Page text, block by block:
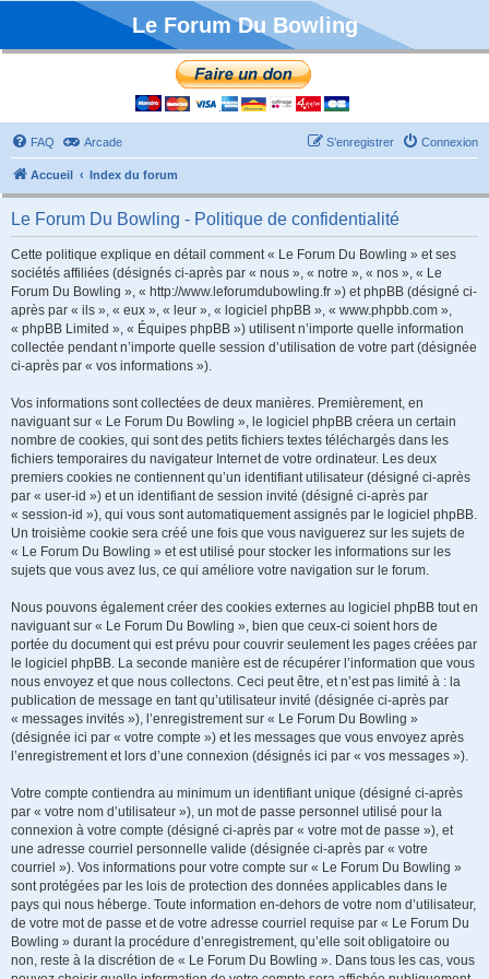
Le Forum Du Bowling
FAQ Arcade Connexion
S’enregistrer
Accueil Index du forum
Le Forum Du Bowling - Politique de confidentialité
Cette politique explique en détail comment « Le Forum Du Bowling » et ses
sociétés affiliées (désignés ci-après par « nous », « notre », « nos », « Le
Forum Du Bowling », « http://www.leforumdubowling.fr ») et phpBB (désigné ci-
après par « ils », « eux », « leur », « logiciel phpBB », « www.phpbb.com »,
« phpBB Limited », « Équipes phpBB ») utilisent n’importe quelle information
collectée pendant n’importe quelle session d’utilisation de votre part (désignée
ci-après par « vos informations »).
Vos informations sont collectées de deux manières. Premièrement, en
naviguant sur « Le Forum Du Bowling », le logiciel phpBB créera un certain
nombre de cookies, qui sont des petits fichiers textes téléchargés dans les
fichiers temporaires du navigateur Internet de votre ordinateur. Les deux
premiers cookies ne contiennent qu’un identifiant utilisateur (désigné ci-après
par « user-id ») et un identifiant de session invité (désigné ci-après par
« session-id »), qui vous sont automatiquement assignés par le logiciel phpBB.
Un troisième cookie sera créé une fois que vous naviguerez sur les sujets de
« Le Forum Du Bowling » et est utilisé pour stocker les informations sur les
sujets que vous avez lus, ce qui améliore votre navigation sur le forum.
Nous pouvons également créer des cookies externes au logiciel phpBB tout en
naviguant sur « Le Forum Du Bowling », bien que ceux-ci soient hors de
portée du document qui est prévu pour couvrir seulement les pages créées par
le logiciel phpBB. La seconde manière est de récupérer l’information que vous
nous envoyez et que nous collectons. Ceci peut être, et n’est pas limité à : la
publication de message en tant qu’utilisateur invité (désignée ci-après par
« messages invités »), l’enregistrement sur « Le Forum Du Bowling »
(désignée ici par « votre compte ») et les messages que vous envoyez après
l’enregistrement et lors d’une connexion (désignés ici par « vos messages »).
Votre compte contiendra au minimum un identifiant unique (désigné ci-après
par « votre nom d’utilisateur »), un mot de passe personnel utilisé pour la
connexion à votre compte (désigné ci-après par « votre mot de passe »), et
une adresse courriel personnelle valide (désignée ci-après par « votre
courriel »). Vos informations pour votre compte sur « Le Forum Du Bowling »
sont protégées par les lois de protection des données applicables dans le
pays qui nous héberge. Toute information en-dehors de votre nom d’utilisateur,
de votre mot de passe et de votre adresse courriel requise par « Le Forum Du
Bowling » durant la procédure d’enregistrement, qu’elle soit obligatoire ou
non, reste à la discrétion de « Le Forum Du Bowling ». Dans tous les cas, vous